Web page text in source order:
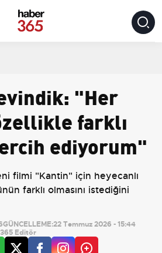
"Her
farklı
ediyorum"
filmi "Kantin" için heyecanlı
farklı olmasını istediğini
GÜNCELLEME:22 Temmuz 2026 - 15:44
Editör